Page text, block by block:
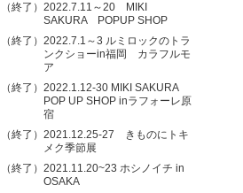
（終了）2022.7.11～20 MIKI
SAKURA POPUP SHOP
（終了）2022.7.1～3 ルミロックのトラ
ンクショーin福岡 カラフルモ
ア
（終了）2022.1.12-30 MIKI SAKURA
POP UP SHOP inラフォーレ原
宿
（終了）2021.12.25-27 きものにトキ
メク季節展
（終了）2021.11.20~23 ホシノイチ in
OSAKA